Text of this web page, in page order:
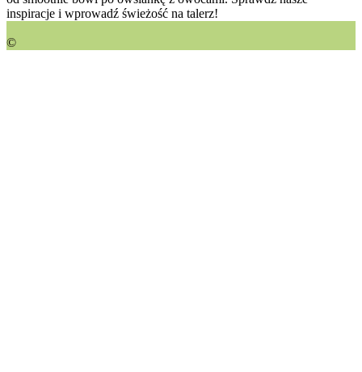
inspiracje i wprowadź świeżość na talerz!
©